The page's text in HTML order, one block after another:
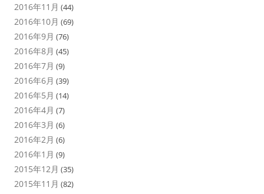
2016年11月 (44)
2016年10月 (69)
2016年9月 (76)
2016年8月 (45)
2016年7月 (9)
2016年6月 (39)
2016年5月 (14)
2016年4月 (7)
2016年3月 (6)
2016年2月 (6)
2016年1月 (9)
2015年12月 (35)
2015年11月 (82)